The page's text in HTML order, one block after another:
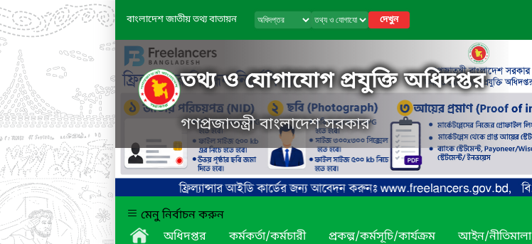
বাংলাদেশ জাতীয় তথ্য বাতায়ন দেখুন
তথ্য ও যোগাযোগ প্রযুক্তি অধিদপ্তর
গণপ্রজাতন্ত্রী বাংলাদেশ সরকার
মেনু নির্বাচন করুন
অধিদপ্তর
কর্মকর্তা/কর্মচারী প্রকল্প/কর্মসূচি/কার্যক্রম আইন/নীতিমালা